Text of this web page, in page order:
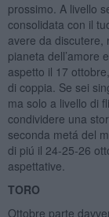
prossimo. A livello
consolidata con il
avere da discutere,
pianeta dell’amore
aspetto il 17
di coppia. Se sei
ma solo a livello di
condividere una
seconda metá del
di piú il 24-25-26
aspettative.
TORO
Ottobre parte